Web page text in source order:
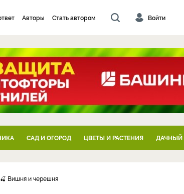
Авторы Стать автором Войти
САД И ОГОРОД ЦВЕТЫ И РАСТЕНИЯ ДАЧНЫЙ
🍒 Вишня и черешня